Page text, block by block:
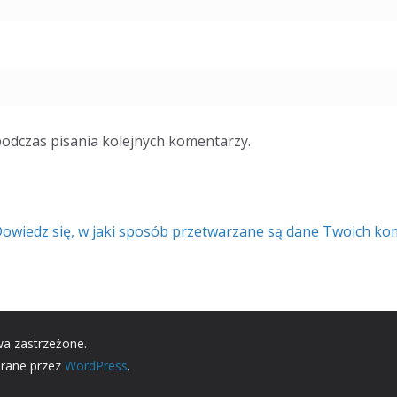
pisania kolejnych komentarzy.
się, w jaki sposób przetwarzane są dane Twoich
zastrzeżone.
przez WordPress.